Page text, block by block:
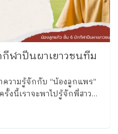
ฬาปีนผาเยาวชนทีม
วามรู้จักกับ “น้องลูกแพร”
งนี้เราจะพาไปรู้จักพี่สาว
ลือกเป็นหนึ่งในนักกีฬาปีน
ไม่เกิน 13 ปี ประเภท